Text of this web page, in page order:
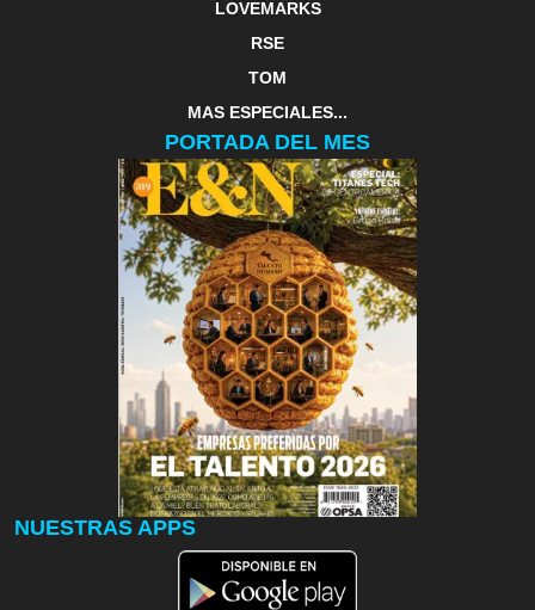
LOVEMARKS
RSE
TOM
MAS ESPECIALES...
PORTADA DEL MES
NUESTRAS APPS